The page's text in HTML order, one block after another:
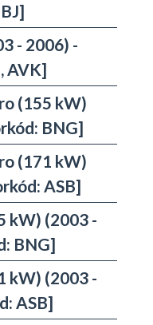
- 2006) -
AVK]
(155 kW)
BNG]
(171 kW)
ASB]
kW) (2003 -
BNG]
kW) (2003 -
ASB]